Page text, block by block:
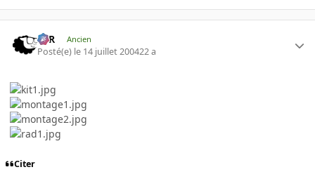
KzR Ancien
Posté(e) le 14 juillet 200422 a
Citer